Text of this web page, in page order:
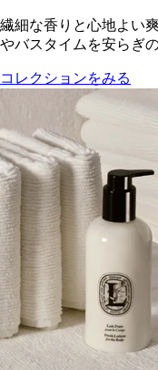
繊細な香りと心地よい
やバスタイムを安らぎ
コレクションをみる